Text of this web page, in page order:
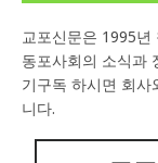
교포신문은 1995년
동포사회의 소식과
기구독 하시면 회
니다.